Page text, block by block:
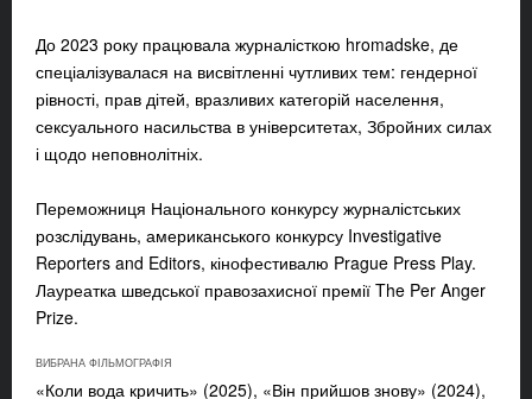
До 2023 року працювала журналісткою hromadske, де
спеціалізувалася на висвітленні чутливих тем: гендерної
рівності, прав дітей, вразливих категорій населення,
сексуального насильства в університетах, Збройних силах
і щодо неповнолітніх.
Переможниця Національного конкурсу журналістських
розслідувань, американського конкурсу Investigative
Reporters and Editors, кінофестивалю Prague Press Play.
Лауреатка шведської правозахисної премії The Per Anger
Prize.
ВИБРАНА ФІЛЬМОГРАФІЯ
«Коли вода кричить» (2025), «Він прийшов знову» (2024),